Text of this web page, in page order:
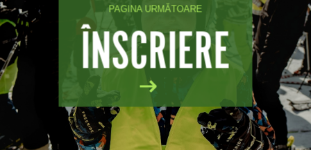
PAGINA URMĂTOARE
ÎNSCRIERE